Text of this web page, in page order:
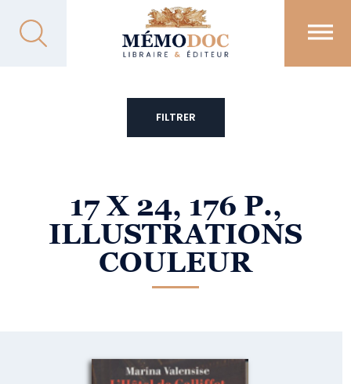
17 X 24, 176 P.,
ILLUSTRATIONS
COULEUR
FILTRER